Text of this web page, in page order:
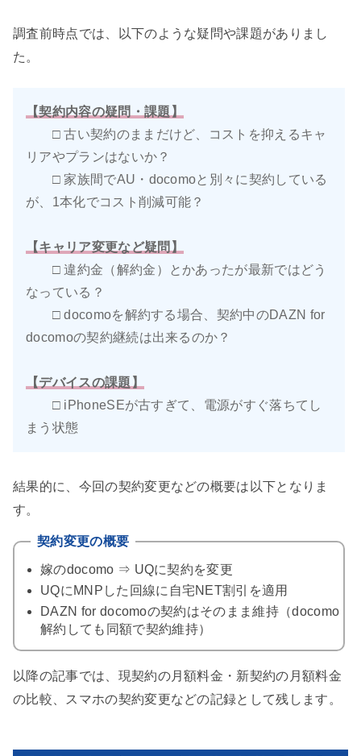
調査前時点では、以下のような疑問や課題がありまし
た。
【契約内容の疑問・課題】
□ 古い契約のままだけど、コストを抑えるキャ
リアやプランはないか？
□ 家族間でAU・docomoと別々に契約している
が、1本化でコスト削減可能？
【キャリア変更など疑問】
□ 違約金（解約金）とかあったが最新ではどう
なっている？
□ docomoを解約する場合、契約中のDAZN for
docomoの契約継続は出来るのか？
【デバイスの課題】
□ iPhoneSEが古すぎて、電源がすぐ落ちてし
まう状態
結果的に、今回の契約変更などの概要は以下となりま
す。
契約変更の概要
嫁のdocomo ⇒ UQに契約を変更
UQにMNPした回線に自宅NET割引を適用
DAZN for docomoの契約はそのまま維持（docomo
解約しても同額で契約維持）
以降の記事では、現契約の月額料金・新契約の月額料金
の比較、スマホの契約変更などの記録として残します。